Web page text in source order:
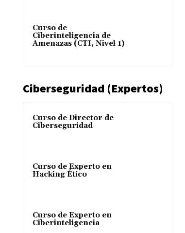
Curso de
Ciberinteligencia de
Amenazas (CTI, Nivel 1)
Ciberseguridad (Expertos)
Curso de Director de
Ciberseguridad
Curso de Experto en
Hacking Ético
Curso de Experto en
Ciberinteligencia